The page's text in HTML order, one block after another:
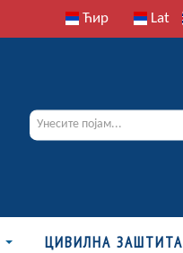
Ћир Lat
ЦИВИЛНА ЗАШТИТА